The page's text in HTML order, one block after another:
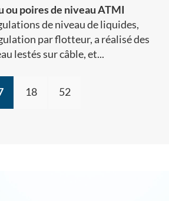
ou poires de niveau ATMI
de niveau de liquides,
par flotteur, a réalisé des
lestés sur câble, et...
18 52